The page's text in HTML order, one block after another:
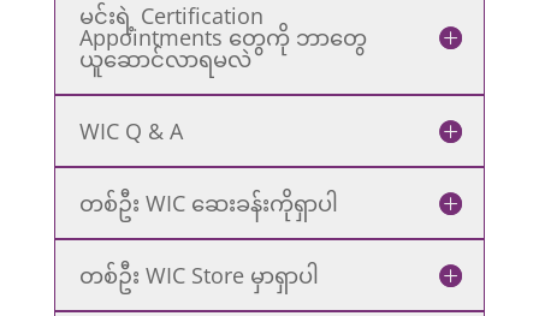
မင်းရဲ့ Certification
Appointments တွေကို ဘာတွေ
ယူဆောင်လာရမလဲ
WIC Q & A
တစ်ဦး WIC ဆေးခန်းကိုရှာပါ
တစ်ဦး WIC Store မှာရှာပါ